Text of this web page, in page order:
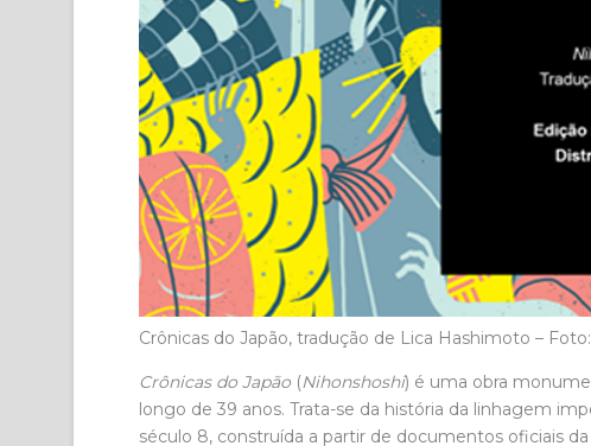
Crônicas do Japão, tradução de Lica Hashimoto –
Crônicas do Japão (Nihonshoshi) é uma obra
longo de 39 anos. Trata-se da história da linhagem
século 8, construída a partir de documentos oficiais